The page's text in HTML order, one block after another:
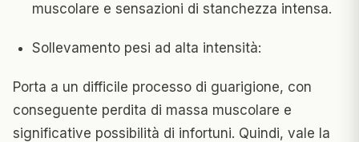
muscolare e sensazioni di stanchezza intensa.
Sollevamento pesi ad alta intensità:
Porta a un difficile processo di guarigione, con
conseguente perdita di massa muscolare e
significative possibilità di infortuni. Quindi, vale la